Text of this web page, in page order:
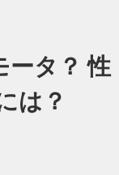
ータ？ 性
は？